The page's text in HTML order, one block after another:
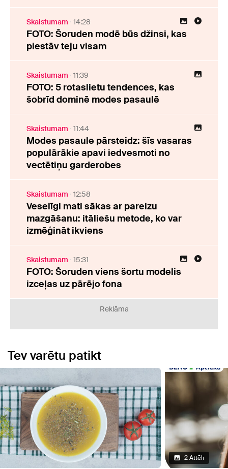
Skaistumam 14:28
FOTO: Šoruden modē būs džinsi, kas
piestāv teju visam
Skaistumam 11:39
FOTO: 5 rotaslietu tendences, kas
šobrīd dominē modes pasaulē
Skaistumam 11:44
Modes pasaule pārsteidz: šīs vasaras
populārākie apavi iedvesmoti no
vectētiņu garderobes
Skaistumam 12:58
Veselīgi mati sākas ar pareizu
mazgāšanu: itāliešu metode, ko var
izmēģināt ikviens
Skaistumam 15:31
FOTO: Šoruden viens šortu modelis
izceļas uz pārējo fona
Reklāma
Tev varētu patikt
2 Attēli